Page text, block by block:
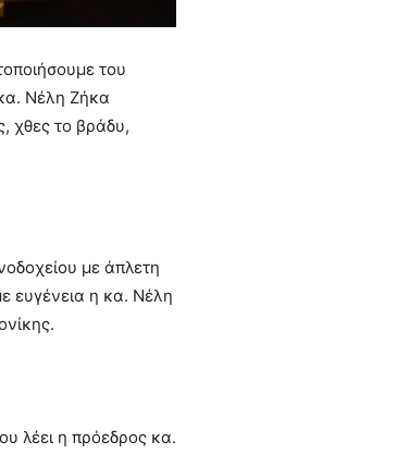
του
Νέλη Ζήκα
χθες το βράδυ,
με άπλετη
ευγένεια η κα. Νέλη
λέει η πρόεδρος κα.